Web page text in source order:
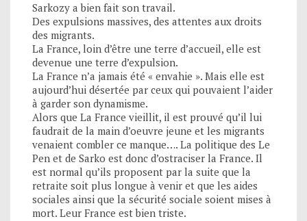
Sarkozy a bien fait son travail.
Des expulsions massives, des attentes aux droits
des migrants.
La France, loin d’être une terre d’accueil, elle est
devenue une terre d’expulsion.
La France n’a jamais été « envahie ». Mais elle est
aujourd’hui désertée par ceux qui pouvaient l’aider
à garder son dynamisme.
Alors que La France vieillit, il est prouvé qu’il lui
faudrait de la main d’oeuvre jeune et les migrants
venaient combler ce manque…. La politique des Le
Pen et de Sarko est donc d’ostraciser la France. Il
est normal qu’ils proposent par la suite que la
retraite soit plus longue à venir et que les aides
sociales ainsi que la sécurité sociale soient mises à
mort. Leur France est bien triste.